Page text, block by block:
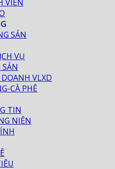
VIÊN
SẢN
VỤ
VLXD
CÀ PHÊ
TIN
NIÊN